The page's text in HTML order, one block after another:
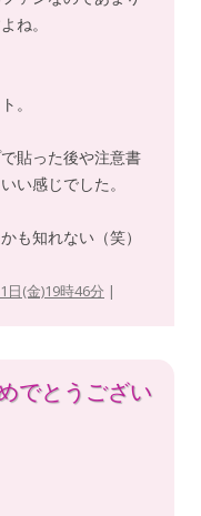
ね。
。
貼った後や注意書
い感じでした。
も知れない（笑）
日(金)19時46分 |
でとうござい